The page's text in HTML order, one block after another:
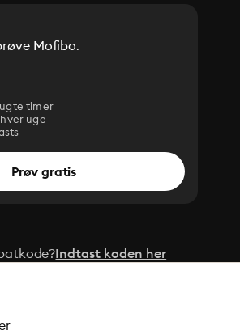
Mofibo.
timer
uge
Prøv gratis
Indtast koden her